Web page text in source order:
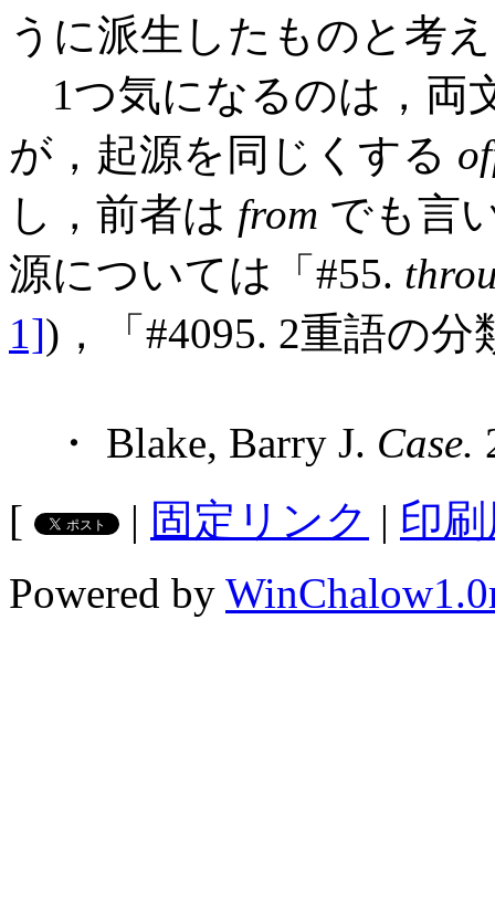
うに派生したものと考
1つ気になるのは，両
が，起源を同じくする
し，前者は from でも言
源については「#55.
1])，「#4095. 2重語の分
・ Blake, Barry J. Case.
[
| 固定リンク | 印
Powered by